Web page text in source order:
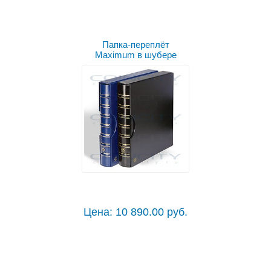
Папка-переплёт
Maximum в шубере
Цена: 10 890.00 руб.